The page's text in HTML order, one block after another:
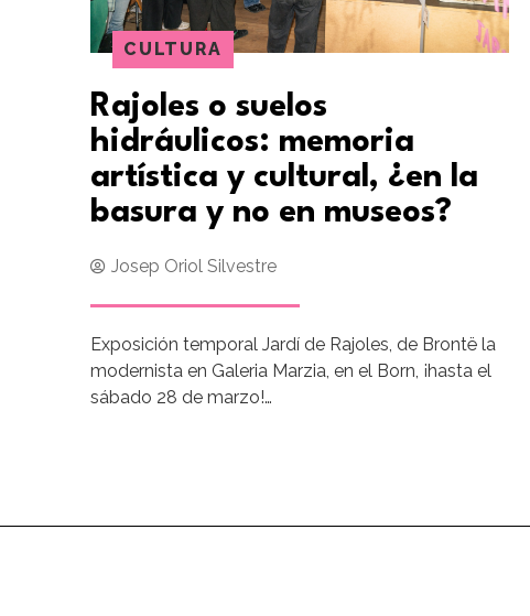
CULTURA
Rajoles o suelos
hidráulicos: memoria
artística y cultural, ¿en la
basura y no en museos?
Josep Oriol Silvestre
Exposición temporal Jardí de Rajoles, de Brontë la
modernista en Galeria Marzia, en el Born, ¡hasta el
sábado 28 de marzo!…